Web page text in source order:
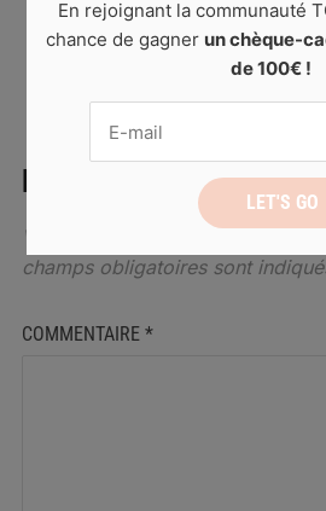
← PREVIOUS
LAISSER UN
Votre adresse de messagerie ne
champs obligatoires sont
COMMENTAIRE *
En rejoignant la communauté
chance de gagner un chèque-
de 100€ !